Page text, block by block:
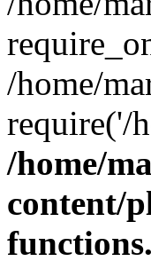
/home/
require('/
/home/
content/